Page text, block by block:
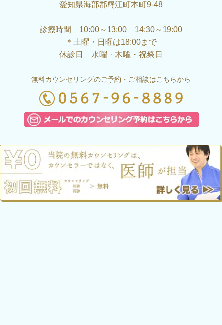
愛知県海部郡蟹江町本町9-48
診療時間 10:00～13:00 14:30～19:00
＊土曜・日曜は18:00まで
休診日 水曜・木曜・祝祭日
無料カウンセリングのご予約・ご相談はこちらから